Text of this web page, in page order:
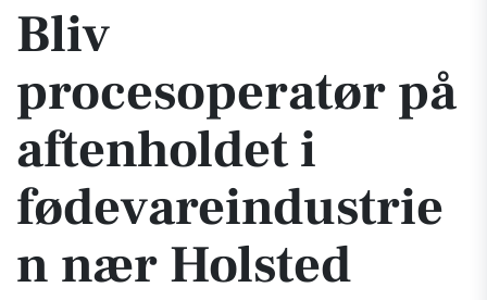
Bliv
procesoperatør på
aftenholdet i
fødevareindustrie
n nær Holsted